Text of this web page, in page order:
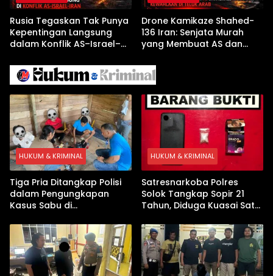
Rusia Tegaskan Tak Punya
Kepentingan Langsung
dalam Konflik AS–Israel–
Drone Kamikaze Shahed-
136 Iran: Senjata Murah
yang Membuat AS dan
Arab
HUKUM & KRIMINAL
Tiga Pria Ditangkap Polisi
dalam Pengungkapan
Kasus Sabu di
Digital hingga Bong Disita
HUKUM & KRIMINAL
Satresnarkoba Polres
Solok Tangkap Sopir 21
Tahun, Diduga Kuasai Satu